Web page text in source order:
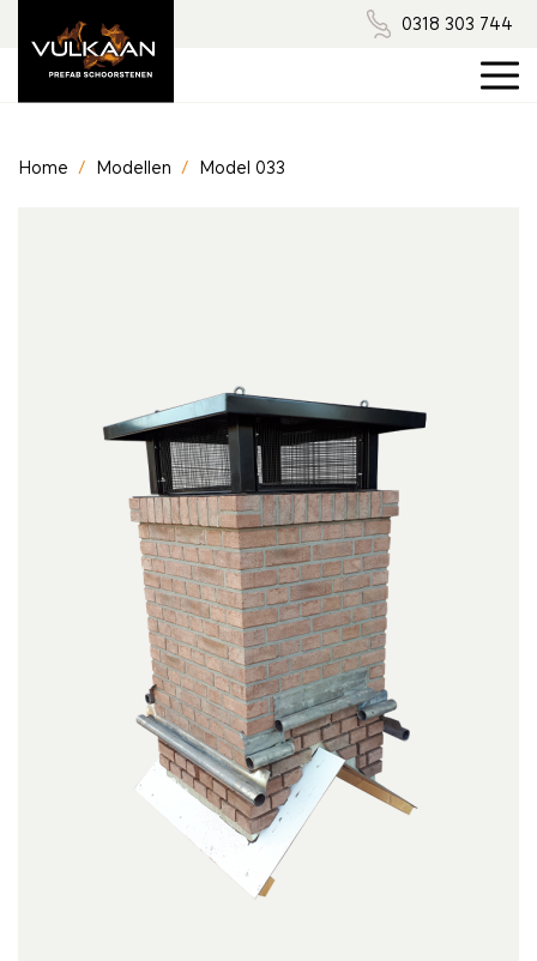
0318 303 744
Home / Modellen / Model 033